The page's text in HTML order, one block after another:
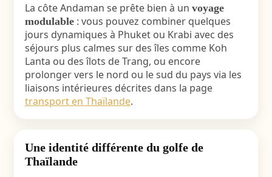
La côte Andaman se prête bien à un voyage
modulable: vous pouvez combiner quelques
jours dynamiques à Phuket ou Krabi avec des
séjours plus calmes sur des îles comme Koh
Lanta ou des îlots de Trang, ou encore
prolonger vers le nord ou le sud du pays via les
liaisons intérieures décrites dans la page
transport en Thaïlande.
Une identité différente du golfe de
Thaïlande